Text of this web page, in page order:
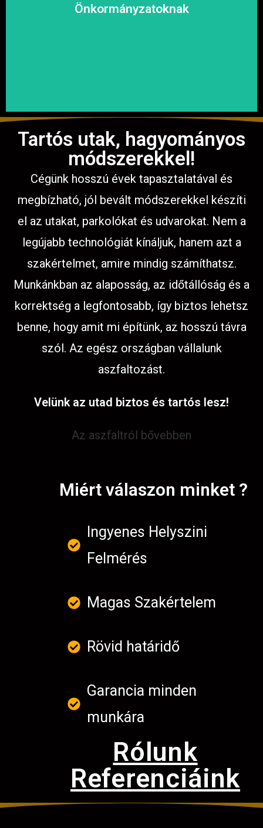
Önkormányzatoknak
garantáljuk a hosszú távú és fenntartható
Tartós utak, hagyományos
módszerekkel!
Cégünk hosszú évek tapasztalatával és
megbízható, jól bevált módszerekkel készíti
el az utakat, parkolókat és udvarokat. Nem a
legújabb technológiát kínáljuk, hanem azt a
szakértelmet, amire mindig számíthatsz.
Munkánkban az alaposság, az időtállóság és a
korrektség a legfontosabb, így biztos lehetsz
benne, hogy amit mi építünk, az hosszú távra
szól. Az egész országban vállalunk
aszfaltozást.
Velünk az utad biztos és tartós lesz!
Az aszfaltról bővebben
Miért válaszon minket ?
Ingyenes Helyszini
Felmérés
Magas Szakértelem
Rövid határidő
Garancia minden
munkára
Rólunk
Referenciáink